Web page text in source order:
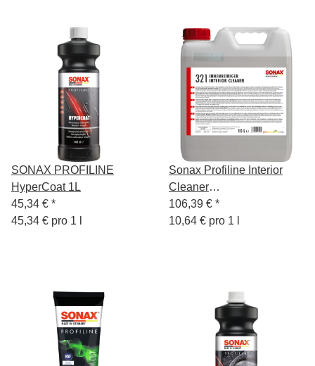
SONAX PROFILINE
HyperCoat 1L
45,34 € *
45,34 € pro 1 l
Sonax Profiline Interior
Cleaner
InnenraumReinger 10L
106,39 € *
10,64 € pro 1 l